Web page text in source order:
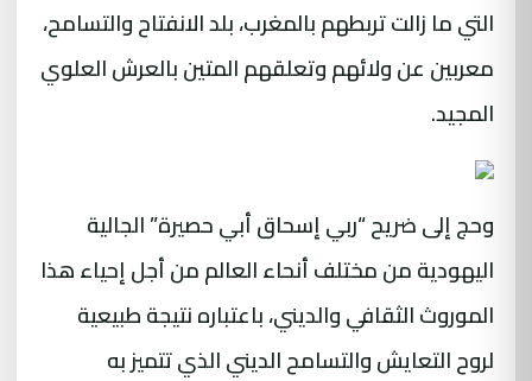
التي ما زالت تربطهم بالمغرب، بلد الانفتاح والتسامح،
معربين عن ولائهم وتعلقهم المتين بالعرش العلوي
المجيد.
وحج إلى ضريح “ربي إسحاق أبي حصيرة” الجالية
اليهودية من مختلف أنحاء العالم من أجل إحياء هذا
الموروث الثقافي والديني، باعتباره نتيجة طبيعية
لروح التعايش والتسامح الديني الذي تتميز به